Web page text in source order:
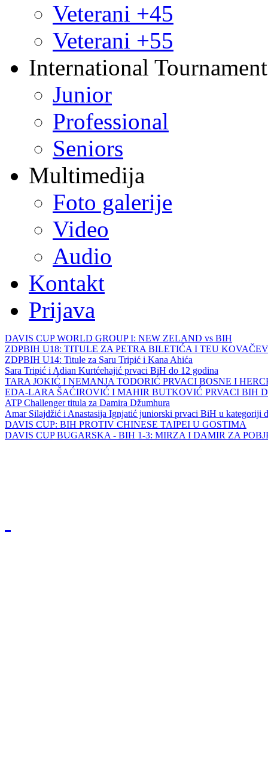
Veterani +45
Veterani +55
International
Junior
Professional
Seniors
Multimedija
Foto galerije
Video
Audio
Kontakt
Prijava
DAVIS CUP WORLD GROUP I: NEW ZELAND vs BIH
ZDPBIH U18: TITULE ZA PETRA BILETIĆA I TEU
ZDPBIH U14: Titule za Saru Tripić i Kana Ahića
Sara Tripić i Adian Kurtćehajić prvaci BiH do 12 godina
TARA JOKIĆ I NEMANJA TODORIĆ PRVACI BOSNE I
EDA-LARA ŠAĆIROVIĆ I MAHIR BUTKOVIĆ PRVACI BIH
ATP Challenger titula za Damira Džumhura
Amar Silajdžić i Anastasija Ignjatić juniorski prvaci BiH u kategoriji
DAVIS CUP: BIH PROTIV CHINESE TAIPEI U GOSTIMA
DAVIS CUP BUGARSKA - BIH 1-3: MIRZA I DAMIR ZA